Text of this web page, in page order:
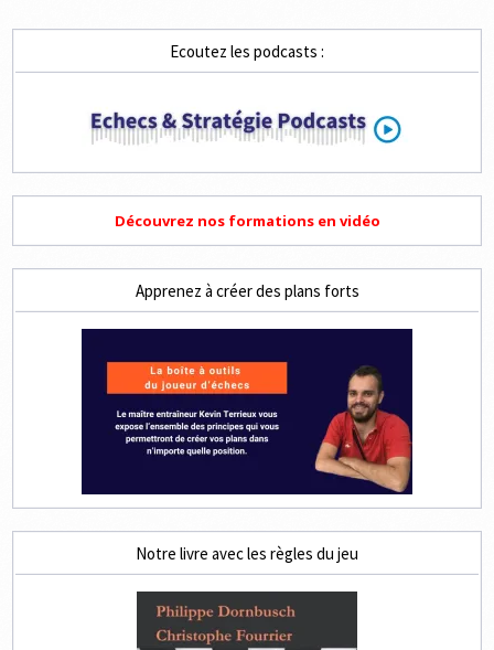
3
Ecoutez les podcasts :
Découvrez nos formations en vidéo
Apprenez à créer des plans forts
Notre livre avec les règles du jeu